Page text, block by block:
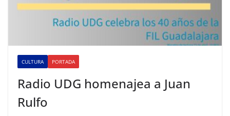
CULTURA PORTADA
Radio UDG homenajea a Juan
Rulfo